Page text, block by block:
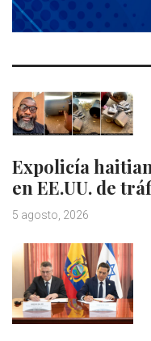
Expolicía
en EE.UU. de
5 agosto, 2026